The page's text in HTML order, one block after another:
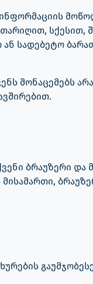
სქესით,
სადებეტო
მონაცემებს
ბრაუზერი და